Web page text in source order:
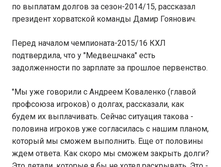
по выплатам долгов за сезон-2014/15, рассказал
президент хорватской команды Дамир Гоянович.
Перед началом чемпионата-2015/16 КХЛ
подтвердила, что у "Медвешчака" есть
задолженности по зарплате за прошлое первенство.
"Мы уже говорили с Андреем Коваленко (главой
профсоюза игроков) о долгах, рассказали, как
будем их выплачивать. Сейчас ситуация такова -
половина игроков уже согласилась с нашим планом,
который мы сможем выполнить. Еще от половины
ждем ответа. Как скоро мы сможем закрыть долги?